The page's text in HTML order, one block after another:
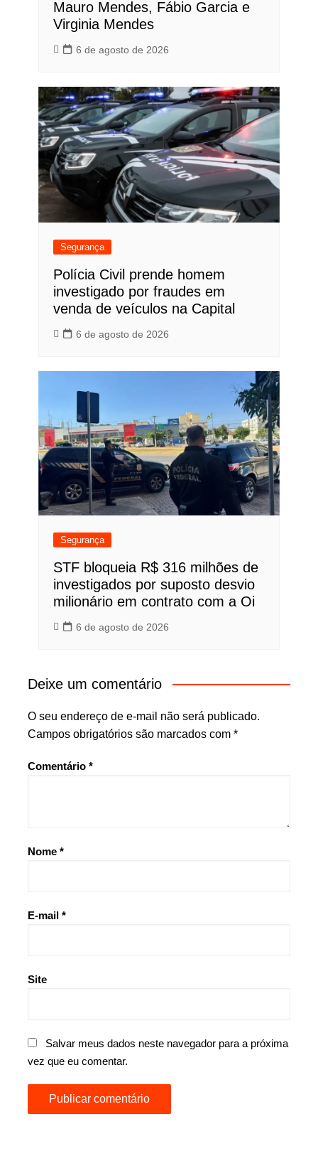
Mauro Mendes, Fábio Garcia e
Virginia Mendes
6 de agosto de 2026
Segurança
Polícia Civil prende homem
investigado por fraudes em
venda de veículos na Capital
6 de agosto de 2026
Segurança
STF bloqueia R$ 316 milhões de
investigados por suposto desvio
milionário em contrato com a Oi
6 de agosto de 2026
Deixe um comentário
O seu endereço de e-mail não será publicado.
Campos obrigatórios são marcados com *
Comentário *
Nome *
E-mail *
Site
Salvar meus dados neste navegador para a próxima
vez que eu comentar.